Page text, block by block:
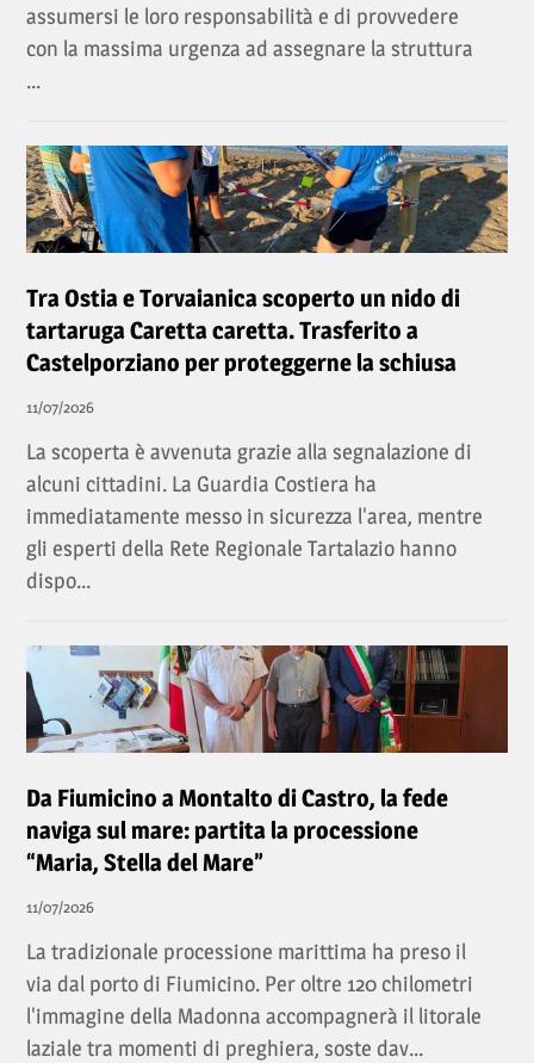
assumersi le loro responsabilità e di provvedere
con la massima urgenza ad assegnare la struttura
...
Tra Ostia e Torvaianica scoperto un nido di
tartaruga Caretta caretta. Trasferito a
Castelporziano per proteggerne la schiusa
11/07/2026
La scoperta è avvenuta grazie alla segnalazione di
alcuni cittadini. La Guardia Costiera ha
immediatamente messo in sicurezza l'area, mentre
gli esperti della Rete Regionale Tartalazio hanno
dispo...
Da Fiumicino a Montalto di Castro, la fede
naviga sul mare: partita la processione
“Maria, Stella del Mare”
11/07/2026
La tradizionale processione marittima ha preso il
via dal porto di Fiumicino. Per oltre 120 chilometri
l'immagine della Madonna accompagnerà il litorale
laziale tra momenti di preghiera, soste dav...